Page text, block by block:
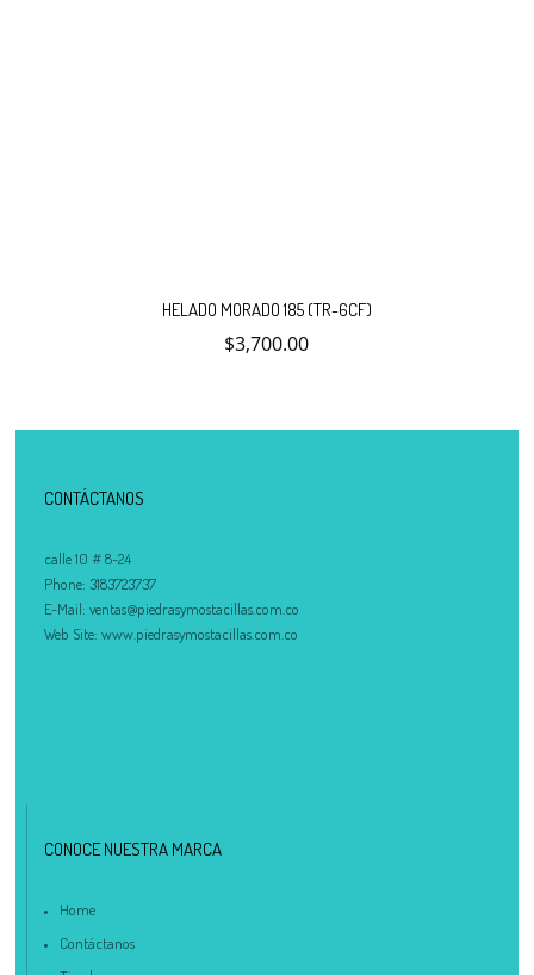
HELADO MORADO 185 (TR-6CF)
$3,700.00
CONTÁCTANOS
calle 10 # 8-24
Phone: 3183723737
E-Mail: ventas@piedrasymostacillas.com.co
Web Site: www.piedrasymostacillas.com.co
CONOCE NUESTRA MARCA
Home
Contáctanos